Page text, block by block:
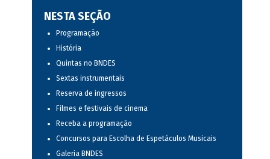
NESTA SEÇÃO
Programação
História
Quintas no BNDES
Sextas instrumentais
Reserva de ingressos
Filmes e festivais de cinema
Receba a programação
Concursos para Escolha de Espetáculos Musicais
Galeria BNDES